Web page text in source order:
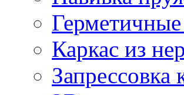
Каркас из
Запрессовка